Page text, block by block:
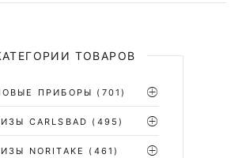
ТОВАРОВ
ПРИБОРЫ (701)
CARLSBAD (495)
NORITAKE (461)